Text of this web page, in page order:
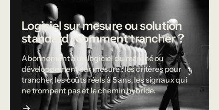
Logiciel sur mesure ou solution
standard : comment trancher ?
Abonnement à un logiciel du marché ou
développement sur mesure : les critères pour
trancher, les coûts réels à 5 ans, les signaux qui
ne trompent pas et le chemin hybride.